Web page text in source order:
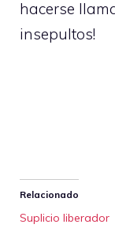
hacerse
insepultos!
Relacionado
Suplicio liberador